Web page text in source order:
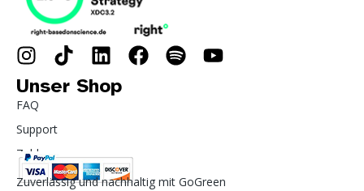
Unser Shop
FAQ
Support
Zahlung
Zuverlässig und nachhaltig mit GoGreen